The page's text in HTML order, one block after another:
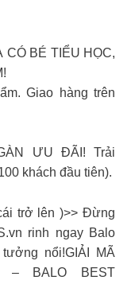
CÓ BÉ TIỂU HỌC,
Giao hàng trên
ƯU ĐÃI! Trải
khách đầu tiên).
trở lên )>> Đừng
rinh ngay Balo
nổi!GIẢI MÃ
– BALO BEST